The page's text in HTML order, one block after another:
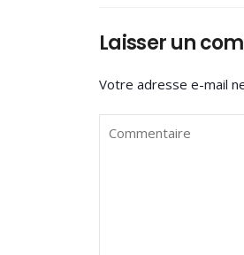
Laisser un
Votre adresse e-mail